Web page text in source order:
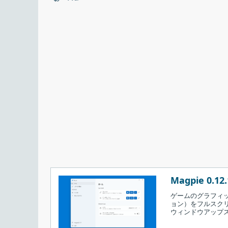
Magpie
ゲームのグラフィ
ョン）をフルスク
ウィンドウアップ